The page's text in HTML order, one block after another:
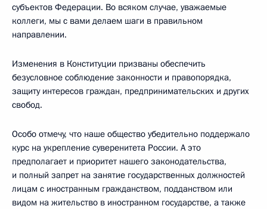
субъектов Федерации. Во всяком случае, уважаемые
коллеги, мы с вами делаем шаги в правильном
направлении.
Изменения в Конституции призваны обеспечить
безусловное соблюдение законности и правопорядка,
защиту интересов граждан, предпринимательских и других
свобод.
Особо отмечу, что наше общество убедительно поддержало
курс на укрепление суверенитета России. А это
предполагает и приоритет нашего законодательства,
и полный запрет на занятие государственных должностей
лицам с иностранным гражданством, подданством или
видом на жительство в иностранном государстве, а также